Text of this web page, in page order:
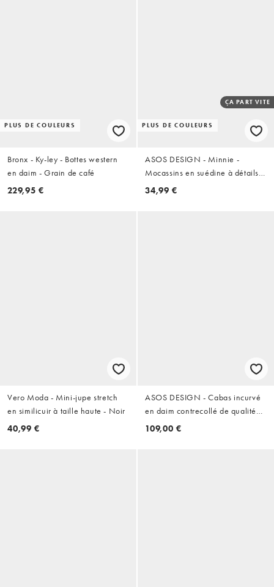
PLUS DE COULEURS
Bronx - Ky-ley - Bottes western
en daim - Grain de café
229,95 €
PLUS DE COULEURS
ÇA PART VITE
ASOS DESIGN - Minnie -
Mocassins en suédine à détails
froncés - Fauve
34,99 €
Vero Moda - Mini-jupe stretch
en similicuir à taille haute - Noir
40,99 €
ASOS DESIGN - Cabas incurvé
en daim contrecollé de qualité
supérieure - Chocolat
109,00 €